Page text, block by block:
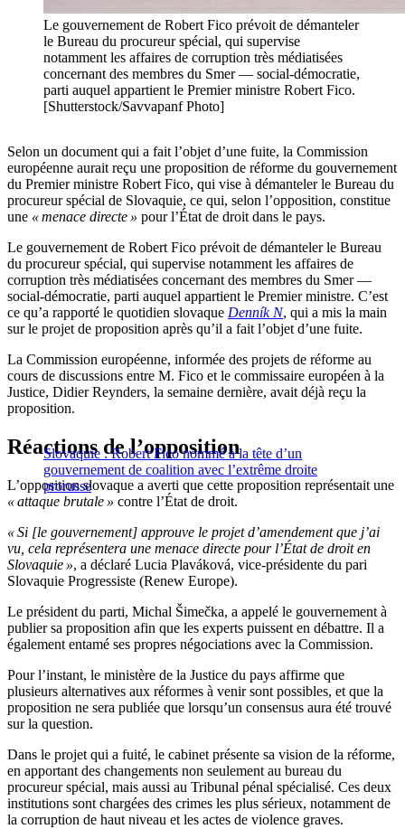
Le gouvernement de Robert Fico prévoit de démanteler
le Bureau du procureur spécial, qui supervise
notamment les affaires de corruption très médiatisées
concernant des membres du Smer — social-démocratie,
parti auquel appartient le Premier ministre Robert Fico.
[Shutterstock/Savvapanf Photo]
Selon un document qui a fait l’objet d’une fuite, la Commission
européenne aurait reçu une proposition de réforme du gouvernement
du Premier ministre Robert Fico, qui vise à démanteler le Bureau du
procureur spécial de Slovaquie, ce qui, selon l’opposition, constitue
une « menace directe » pour l’État de droit dans le pays.
Le gouvernement de Robert Fico prévoit de démanteler le Bureau
du procureur spécial, qui supervise notamment les affaires de
corruption très médiatisées concernant des membres du Smer —
social-démocratie, parti auquel appartient le Premier ministre. C’est
ce qu’a rapporté le quotidien slovaque Denník N, qui a mis la main
sur le projet de proposition après qu’il a fait l’objet d’une fuite.
La Commission européenne, informée des projets de réforme au
cours de discussions entre M. Fico et le commissaire européen à la
Justice, Didier Reynders, la semaine dernière, avait déjà reçu la
proposition.
Slovaquie : Robert Fico nommé à la tête d’un
gouvernement de coalition avec l’extrême droite
prorusse
Réactions de l’opposition
L’opposition slovaque a averti que cette proposition représentait une
« attaque brutale » contre l’État de droit.
« Si [le gouvernement] approuve le projet d’amendement que j’ai
vu, cela représentera une menace directe pour l’État de droit en
Slovaquie », a déclaré Lucia Plaváková, vice-présidente du pari
Slovaquie Progressiste (Renew Europe).
Le président du parti, Michal Šimečka, a appelé le gouvernement à
publier sa proposition afin que les experts puissent en débattre. Il a
également entamé ses propres négociations avec la Commission.
Pour l’instant, le ministère de la Justice du pays affirme que
plusieurs alternatives aux réformes à venir sont possibles, et que la
proposition ne sera publiée que lorsqu’un consensus aura été trouvé
sur la question.
Dans le projet qui a fuité, le cabinet présente sa vision de la réforme,
en apportant des changements non seulement au bureau du
procureur spécial, mais aussi au Tribunal pénal spécialisé. Ces deux
institutions sont chargées des crimes les plus sérieux, notamment de
la corruption de haut niveau et les actes de violence graves.